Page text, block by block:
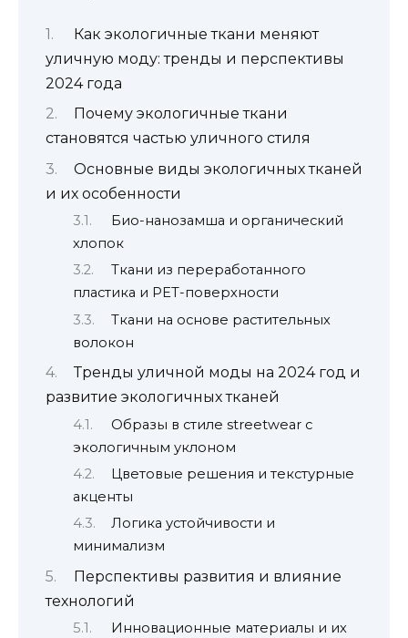
Как экологичные ткани меняют
уличную моду: тренды и перспективы
2024 года
Почему экологичные ткани
становятся частью уличного стиля
Основные виды экологичных тканей
и их особенности
Био-нанозамша и органический
хлопок
Ткани из переработанного
пластика и PET-поверхности
Ткани на основе растительных
волокон
Тренды уличной моды на 2024 год и
развитие экологичных тканей
Образы в стиле streetwear с
экологичным уклоном
Цветовые решения и текстурные
акценты
Логика устойчивости и
минимализм
Перспективы развития и влияние
технологий
Инновационные материалы и их